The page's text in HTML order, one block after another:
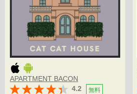
APARTMENT BACON
4.2
無料